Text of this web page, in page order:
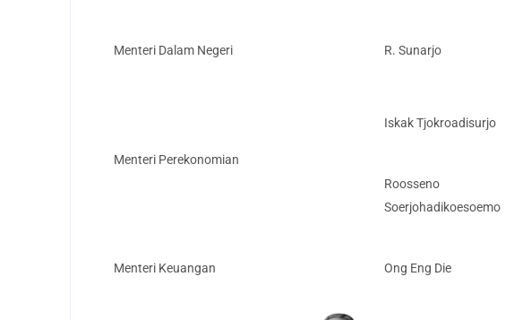
Menteri Dalam Negeri R. Sunarjo
Menteri Perekonomian
Iskak Tjokroadisurjo
Roosseno
Soerjohadikoesoemo
Menteri Keuangan Ong Eng Die